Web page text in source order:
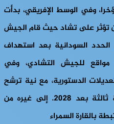
وفي الوسط الإفريقي، بدأت
تؤثر على تشاد حيث قام الجيش
السودانية بعد استهداف
مواقع للجيش التشادي، وفي
الدستورية، مع نية ترشح
الرئيس منانغاغوا لفترة ولائية ثالثة بعد 2028. إلى غيره من
بالقارة السمراء